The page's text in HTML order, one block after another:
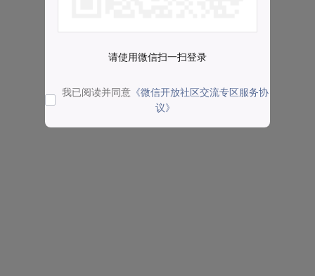
请使用微信扫一扫登录
我已阅读并同意 《微信开放社区交流专区服务协
议》